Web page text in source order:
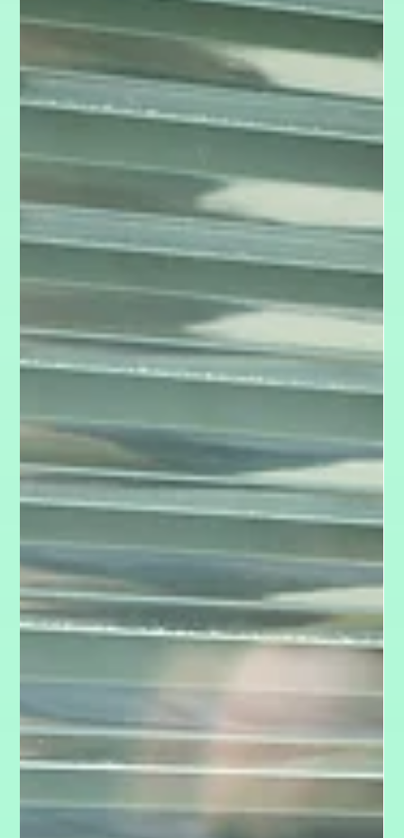
Psychologische Sicherheit im Team
Psychologische Sicherheit bedeutet nicht, dass alle sich
immer wohlfühlen oder Konflikte verschwinden – im Gegenteil:
Sie schafft erst die Grundlage dafür, dass spannungsreiche,
aber produktive Gespräche möglich werden. Vertrauen ist oft
personenbezogen – „Ich vertraue dir.“ Psychologische
Sicherheit dagegen ist ein kollektives Klima: „Ich fühle mich hier
sicher, mich zu zeigen.“ Dieser Unterschied ist entscheidend.
Denn selbst in Teams mit guter Chemie kann ein schwaches